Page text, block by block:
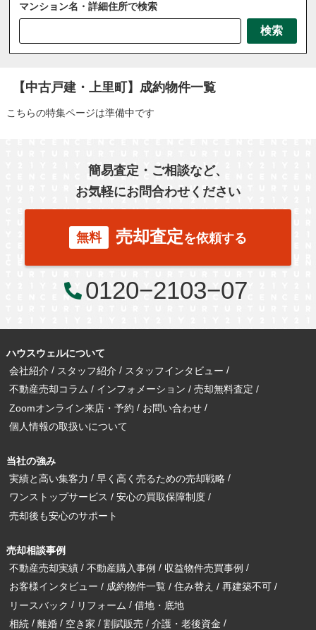
三郷市
八潮市
北本市 吉川市 和光市
宮代町
杉戸町
東松山市 松伏町 桶川市
熊谷市
狭山市 白岡市
幸手市 北葛飾郡 富士見市
東京都北区 足立区
秦野市 厚木市
古河市 つくば市 牛久市
宇都宮市
札幌市
マンション名・詳細住所で検索
検索
【中古戸建・上里町】成約物件一覧
こちらの特集ページは準備中です
簡易査定・ご相談など、
お気軽にお問合わせください
無料 売却査定を依頼する
0120−2103−07
ハウスウェルについて
会社紹介
スタッフ紹介
スタッフインタビュー
不動産売却コラム
インフォメーション
売却無料査定
Zoomオンライン来店・予約
お問い合わせ
個人情報の取扱いについて
当社の強み
実績と高い集客力
早く高く売るための売却戦略
ワンストップサービス
安心の買取保障制度
売却後も安心のサポート
売却相談事例
不動産売却実績
不動産購入事例
収益物件売買事例
お客様インタビュー
成約物件一覧 住み替え
再建築不可
リースバック
リフォーム
借地・底地
相続
離婚 空き家 割賦販売
介護・老後資金